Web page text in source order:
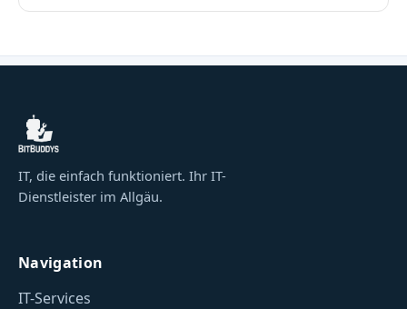
IT, die einfach funktioniert. Ihr IT-
Dienstleister im Allgäu.
Navigation
IT-Services